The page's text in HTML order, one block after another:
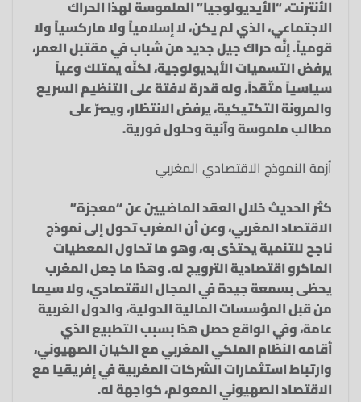
الأنترنت، “الأيديولوجيا” الملموسة لهذا الحراك
الاجتماعي، الذي لم يكن، لا إسلامياً ولا ماركسياً ولا
قومياً. إنَّه حراك جيل جديد من شباب في مقتبل العمر،
يرفض التسميات الأيديولوجية، لكنّه يمتلك وعياً
سياسياً متّقداً، وله قدرة لافتة على التنظيم السريع
والمرونة التكتيكية، يرفض الانتظار، ويصرّ على
مطالب ملموسة وآنية وحلول فورية.
أزمة النموذج الاقتصادي المغربي
كثر الحديث خلال العقد الماضيين عن “معجزة”
الاقتصاد المغربي، وعن أن المغرب تحول إلى نموذج
ناجح للتنمية يحتذى به، وهو ما تحاول المعطيات
الماكرو اقتصادية الترويج له. وهذا ما جعل المغرب
يحظى بسمعة جيدة في المجال الاقتصادي، ولا سيما
من قبل المؤسسات المالية الدولية، والدول الغربية
عامة، وفي الواقع حصل هذا بسبب التطبيع الذي
أقامه النظام الملكي المغربي مع الكيان الصهيوني،
وارتباط استثمارات الشركات المغربية في إفريقيا مع
الاقتصاد الصهيوني المعولم، كواجهة له.